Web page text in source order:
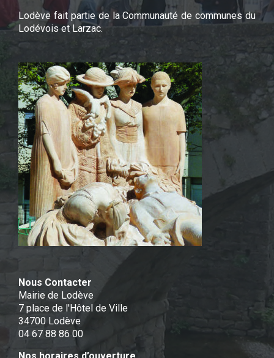
Lodève fait partie de la Communauté de communes du
Lodévois et Larzac.
Nous Contacter
Mairie de Lodève
7 place de l'Hôtel de Ville
34700 Lodève
04 67 88 86 00